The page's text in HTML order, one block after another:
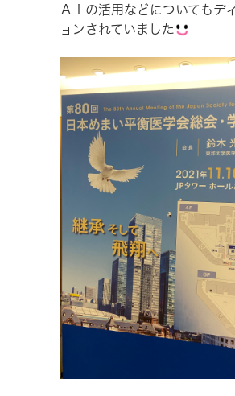
ＡＩの活用などについてもデ
ョンされていました